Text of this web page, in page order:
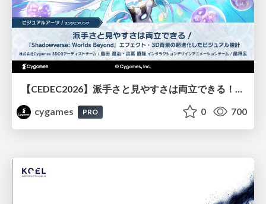
【CEDEC2026】派手さと見やすさは両立できる！『Shadowverse: Worlds Beyond』エフェクト・3D背景の超進化したビジュアル設計
cygames
PRO 0 700